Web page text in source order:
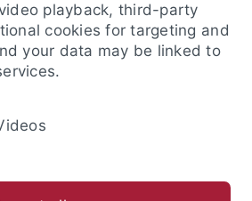
LEHRE
playback, third-party
cookies for targeting and
your data may be linked to